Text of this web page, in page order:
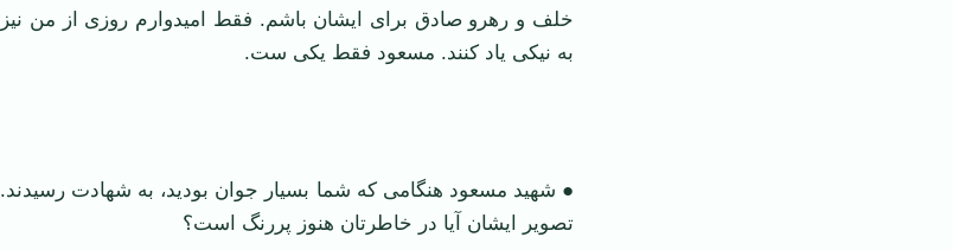
خلف و رهرو صادق برای ایشان باشم. فقط امیدوارم روزی از من نیز
به نیکی یاد کنند. مسعود فقط یکی ست.
● شهید مسعود هنگامی که شما بسیار جوان بودید، به شهادت رسیدند.
تصویر ایشان آیا در خاطرتان هنوز پررنگ است؟